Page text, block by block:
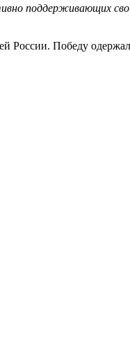
поддерживающих
России. Победу